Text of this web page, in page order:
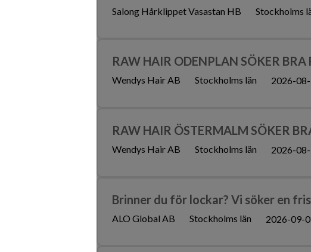
Salong Hårklippet Vasastan HB Stockholms
RAW HAIR ODENPLAN SÖKER
Wendys Hair AB Stockholms län 2026-
RAW HAIR ÖSTERMALM SÖKER
Wendys Hair AB Stockholms län 2026-
Brinner du för lockar? Vi söker en
ALO Global AB Stockholms län 2026-09-